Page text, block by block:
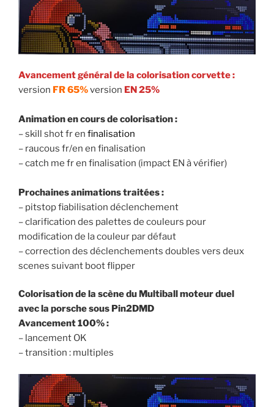
Avancement général de la colorisation corvette :
version FR 65%version EN 25%
Animation en cours de colorisation :
– skill shot fr en finalisation
– raucous fr/en en finalisation
– catch me fr en finalisation (impact EN à vérifier)
Prochaines animations traitées :
– pitstop fiabilisation déclenchement
– clarification des palettes de couleurs pour
modification de la couleur par défaut
– correction des déclenchements doubles vers deux
scenes suivant boot flipper
Colorisation de la scène du Multiball moteur duel
avec la porsche sous Pin2DMD
Avancement 100% :
– lancement OK
– transition : multiples